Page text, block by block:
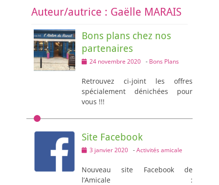
Auteur/autrice : Gaëlle MARAIS
Bons plans chez nos
partenaires
Posted
24 novembre 2020 - Bons Plans
Retrouvez ci-joint les offres
spécialement dénichées pour
vous !!!
Site Facebook
Posted3 janvier 2020 -Activités amicale
Nouveau site Facebook de
l’Amicale :